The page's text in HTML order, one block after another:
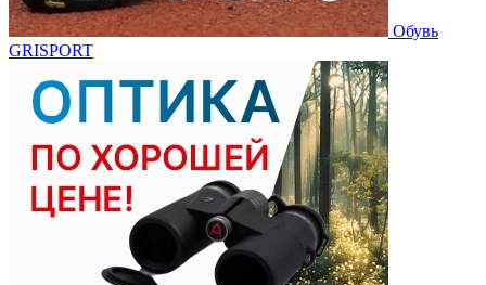
Обувь
GRISPORT